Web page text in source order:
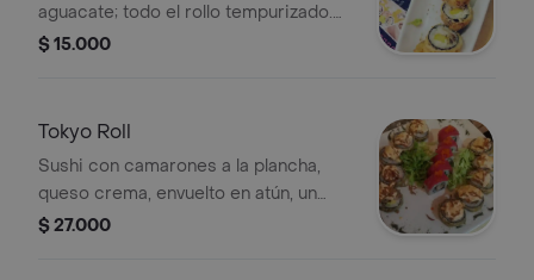
aguacate; todo el rollo tempurizado.
Por 5 o 10 piezas.
$ 15.000
Tokyo Roll
Sushi con camarones a la plancha,
queso crema, envuelto en atún, un
toque de caviar. 5 o 10 piezas.
$ 27.000